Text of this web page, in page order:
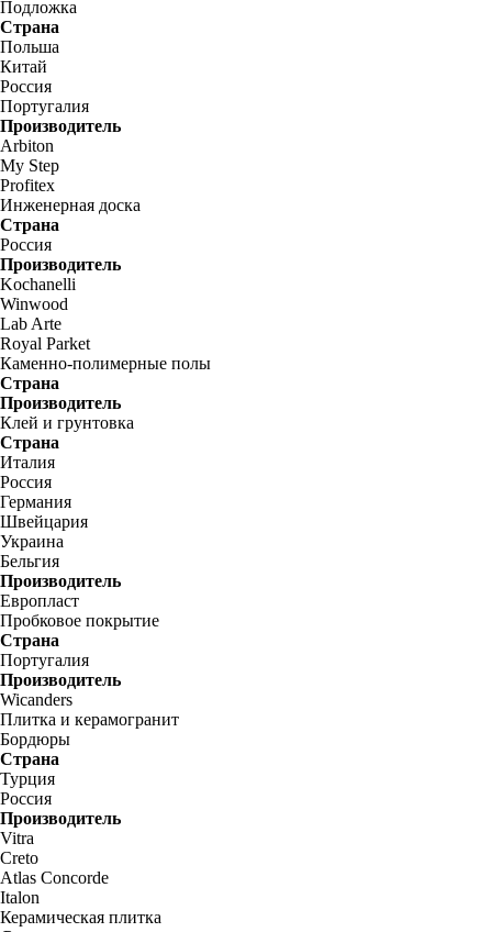
Подложка
Страна
Польша
Китай
Россия
Португалия
Производитель
Arbiton
My Step
Profitex
Инженерная доска
Страна
Россия
Производитель
Kochanelli
Winwood
Lab Arte
Royal Parket
Каменно-полимерные полы
Страна
Производитель
Клей и грунтовка
Страна
Италия
Россия
Германия
Швейцария
Украина
Бельгия
Производитель
Европласт
Пробковое покрытие
Страна
Португалия
Производитель
Wicanders
Плитка и керамогранит
Бордюры
Страна
Турция
Россия
Производитель
Vitra
Creto
Atlas Concorde
Italon
Керамическая плитка